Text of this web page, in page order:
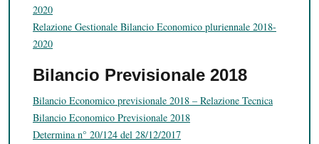
2020
Relazione Gestionale Bilancio Economico pluriennale 2018-
2020
Bilancio Previsionale 2018
Bilancio Economico previsionale 2018 – Relazione Tecnica
Bilancio Economico Previsionale 2018
Determina n° 20/124 del 28/12/2017